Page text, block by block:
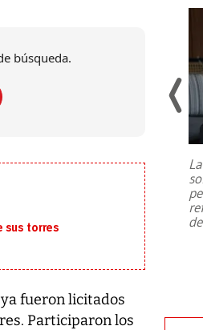
búsqueda.
sus torres
fueron licitados
Participaron los
provocando una